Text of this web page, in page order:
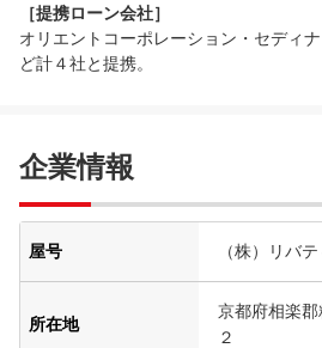
［提携ローン会社］
オリエントコーポレーション・セディ
ど計４社と提携。
企業情報
屋号 （株）リバ
所在地
京都府相楽郡
２